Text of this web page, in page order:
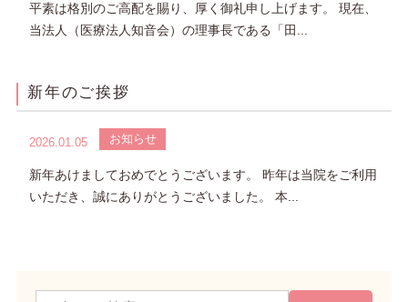
平素は格別のご高配を賜り、厚く御礼申し上げます。 現在、
当法人（医療法人知音会）の理事長である「田...
新年のご挨拶
2026.01.05 お知らせ
新年あけましておめでとうございます。 昨年は当院をご利用
いただき、誠にありがとうございました。 本...